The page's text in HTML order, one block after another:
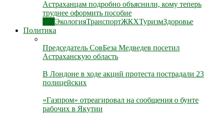
Астраханцам подробно объяснили, кому теперь
труднее оформить пособие
ЭкологияТранспортЖКХТуризмЗдоровье
Политика
Председатель СовБеза Медведев посетил
Астраханскую область
В Лондоне в ходе акций протеста пострадали 23
полицейских
«Газпром» отреагировал на сообщения о бунте
рабочих в Якутии